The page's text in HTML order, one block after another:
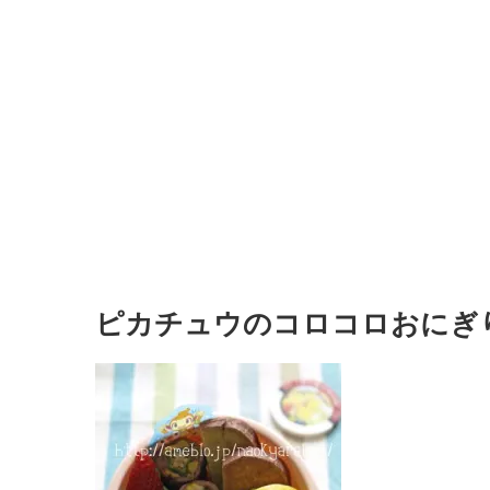
ピカチュウのコロコロおにぎ